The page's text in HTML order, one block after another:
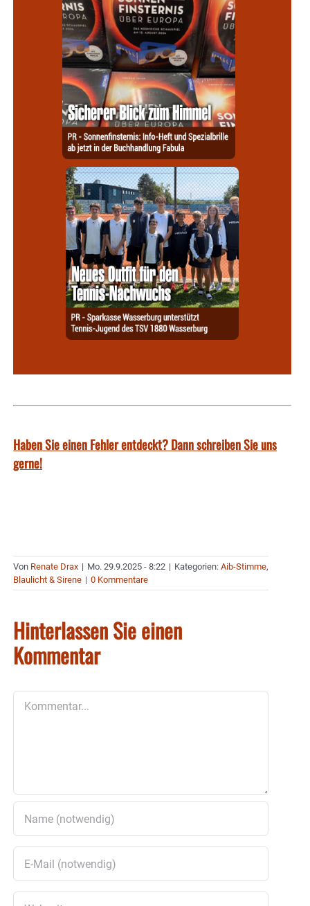
Haben Sie einen Fehler entdeckt? Dann schreiben Sie uns
gerne!
Von Renate Drax | Mo. 29.9.2025 - 8:22 | Kategorien: Aib-Stimme,
Blaulicht & Sirene | 0 Kommentare
Hinterlassen Sie einen
Kommentar